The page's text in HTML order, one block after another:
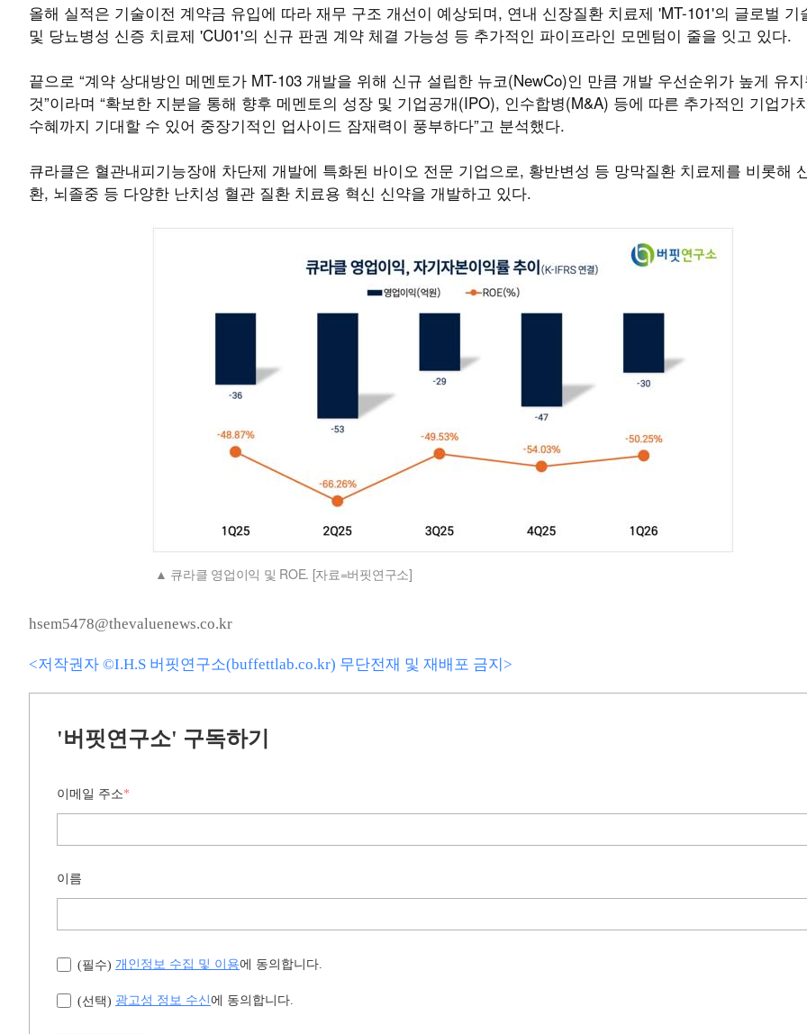
올해 실적은 기술이전 계약금 유입에 따라 재무 구조 개선이 예상되며, 연내 신장질환 치료제 'MT-101'의 글로벌 기
및 당뇨병성 신증 치료제 'CU01'의 신규 판권 계약 체결 가능성 등 추가적인 파이프라인 모멘텀이 줄을 잇고 있다.
끝으로 “계약 상대방인 메멘토가 MT-103 개발을 위해 신규 설립한 뉴코(NewCo)인 만큼 개발 우선순위가 높게 유지
것”이라며 “확보한 지분을 통해 향후 메멘토의 성장 및 기업공개(IPO), 인수합병(M&A) 등에 따른 추가적인 기업가
수혜까지 기대할 수 있어 중장기적인 업사이드 잠재력이 풍부하다”고 분석했다.
큐라클은 혈관내피기능장애 차단제 개발에 특화된 바이오 전문 기업으로, 황반변성 등 망막질환 치료제를 비롯해
환, 뇌졸중 등 다양한 난치성 혈관 질환 치료용 혁신 신약을 개발하고 있다.
큐라클 영업이익 및 ROE. [자료=버핏연구소]
hsem5478@thevaluenews.co.kr
<저작권자 ©I.H.S 버핏연구소(buffettlab.co.kr) 무단전재 및 재배포 금지>
'버핏연구소' 구독하기
이메일 주소*
이름
(필수) 개인정보 수집 및 이용에 동의합니다.
(선택) 광고성 정보 수신에 동의합니다.